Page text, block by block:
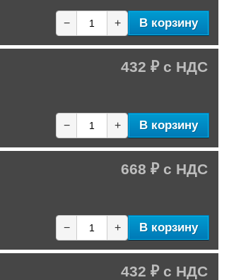
− + В корзину
432 ₽
− + В корзину
668 ₽
− + В корзину
432 ₽